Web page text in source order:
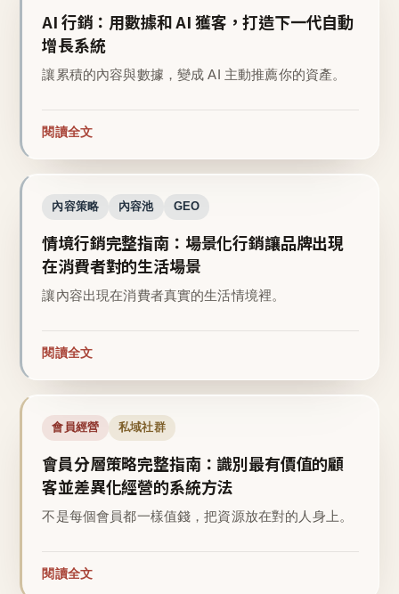
AI 行銷：用數據和 AI 獲客，打造下一代自動
增長系統
讓累積的內容與數據，變成 AI 主動推薦你的資產。
閱讀全文
內容策略 內容池 GEO
情境行銷完整指南：場景化行銷讓品牌出現
在消費者對的生活場景
讓內容出現在消費者真實的生活情境裡。
閱讀全文
會員經營 私域社群
會員分層策略完整指南：識別最有價值的顧
客並差異化經營的系統方法
不是每個會員都一樣值錢，把資源放在對的人身上。
閱讀全文